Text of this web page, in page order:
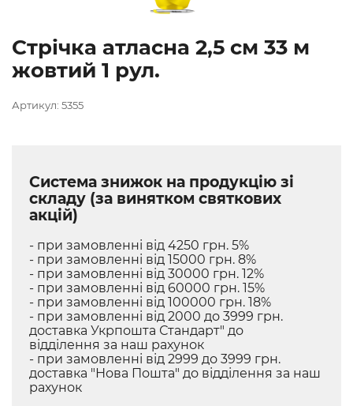
Стрічка атласна 2,5 см 33 м
жовтий 1 рул.
Артикул: 5355
Система знижок на продукцію зі
складу (за винятком святкових
акцій)
- при замовленні від 4250 грн. 5%
- при замовленні від 15000 грн. 8%
- при замовленні від 30000 грн. 12%
- при замовленні від 60000 грн. 15%
- при замовленні від 100000 грн. 18%
- при замовленні від 2000 до 3999 грн.
доставка Укрпошта Стандарт" до
відділення за наш рахунок
- при замовленні від 2999 до 3999 грн.
доставка "Нова Пошта" до відділення за наш
рахунок